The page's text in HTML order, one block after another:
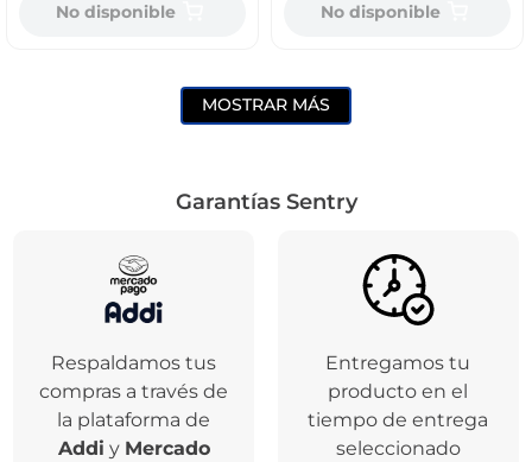
No disponible No disponible
MOSTRAR MÁS
Garantías Sentry
Respaldamos tus
compras a través de
la plataforma de
Addi y Mercado
Entregamos tu
producto en el
tiempo de entrega
seleccionado